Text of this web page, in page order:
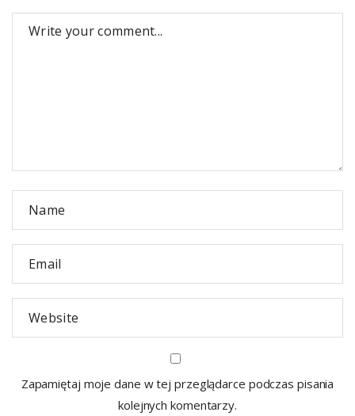
Zapamiętaj moje dane w tej przeglądarce podczas pisania
kolejnych komentarzy.